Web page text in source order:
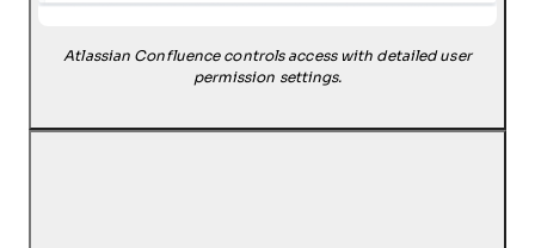
Atlassian Confluence controls access with detailed user
permission settings.